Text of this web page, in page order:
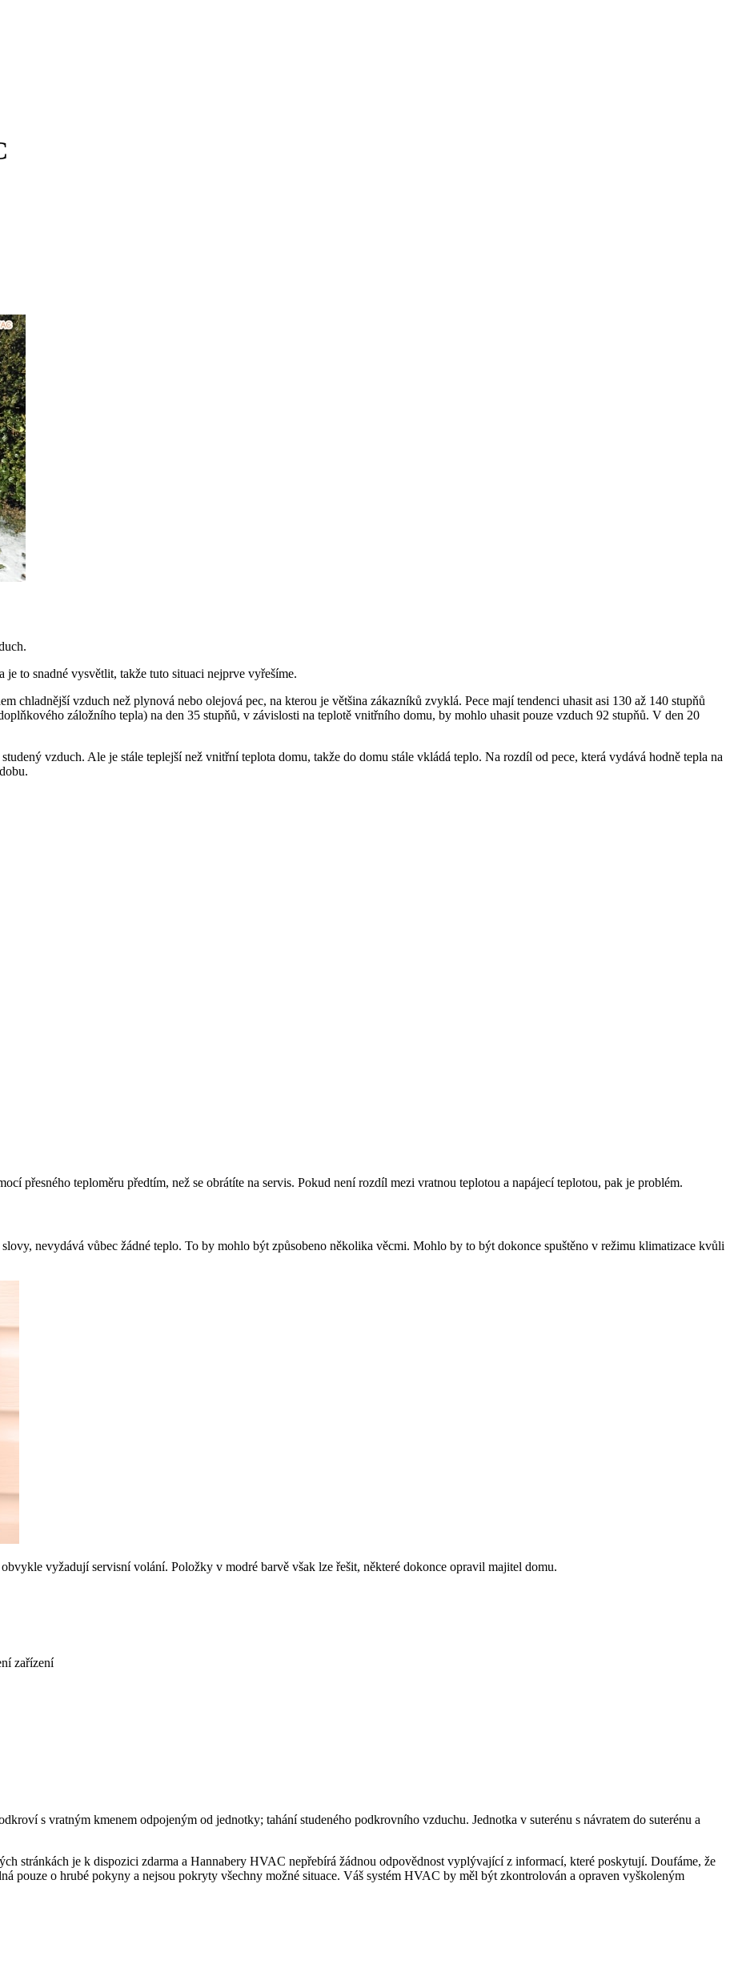
je to snadné vysvětlit, takže tuto situaci nejprve vyřešíme.
chladnější vzduch než plynová nebo olejová pec, na kterou je většina zákazníků zvyklá. Pece mají tendenci uhasit asi 130 až 140 stupňů
záložního tepla) na den 35 stupňů, v závislosti na teplotě vnitřního domu, by mohlo uhasit pouze vzduch 92 stupňů. V den 20
vzduch. Ale je stále teplejší než vnitřní teplota domu, takže do domu stále vkládá teplo. Na rozdíl od pece, která vydává hodně tepla na
přesného teploměru předtím, než se obrátíte na servis. Pokud není rozdíl mezi vratnou teplotou a napájecí teplotou, pak je problém.
nevydává vůbec žádné teplo. To by mohlo být způsobeno několika věcmi. Mohlo by to být dokonce spuštěno v režimu klimatizace kvůli
vyžadují servisní volání. Položky v modré barvě však lze řešit, některé dokonce opravil majitel domu.
zařízení
s vratným kmenem odpojeným od jednotky; tahání studeného podkrovního vzduchu. Jednotka v suterénu s návratem do suterénu a
stránkách je k dispozici zdarma a Hannabery HVAC nepřebírá žádnou odpovědnost vyplývající z informací, které poskytují. Doufáme, že
pouze o hrubé pokyny a nejsou pokryty všechny možné situace. Váš systém HVAC by měl být zkontrolován a opraven vyškoleným